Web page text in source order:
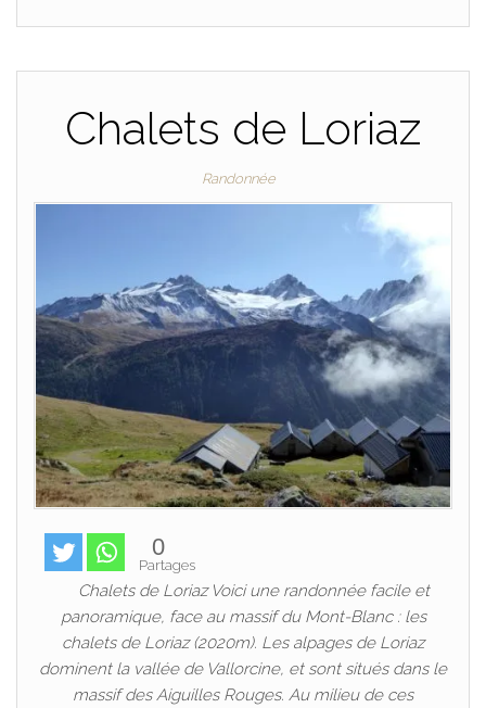
Chalets de Loriaz
Randonnée
0
Partages
Chalets de Loriaz Voici une randonnée facile et
panoramique, face au massif du Mont-Blanc : les
chalets de Loriaz (2020m). Les alpages de Loriaz
dominent la vallée de Vallorcine, et sont situés dans le
massif des Aiguilles Rouges. Au milieu de ces